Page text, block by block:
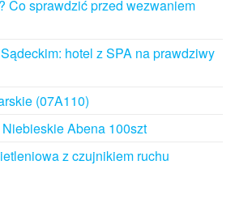
Co sprawdzić przed wezwaniem
hotel z SPA na prawdziwy
(07A110)
Abena 100szt
z czujnikiem ruchu